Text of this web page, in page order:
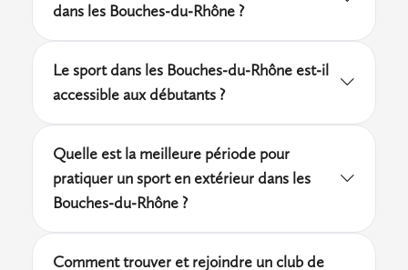
dans les Bouches-du-Rhône ?
nombreuses possibilités en extérieur : course
voile sur les criques du littoral. Les parcs
urbains de Marseille, comme le Parc Borély,
réguliers pour le jogging, le yoga ou le
Le sport dans les Bouches-du-Rhône est-il
accessible aux débutants ?
sportifs du département proposent des
sections débutants avec des entraîneurs
Les cours de fitness en salle sont également
Quelle est la meilleure période pour
pratiquer un sport en extérieur dans les
Bouches-du-Rhône ?
Comment trouver et rejoindre un club de